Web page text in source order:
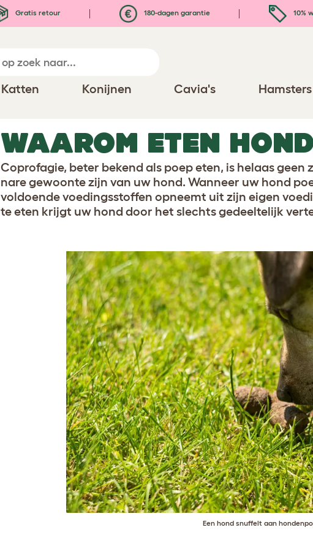
Gratis retour 180-dagen garantie 10%
Katten Konijnen Cavia's Hamsters
WAAROM ETEN
Coprofagie, beter bekend als poep eten, is helaas geen
nare gewoonte zijn van uw hond. Wanneer uw hond
voldoende voedingsstoffen opneemt uit zijn eigen
te eten krijgt uw hond door het slechts gedeeltelijk
Een hond snuffelt aan